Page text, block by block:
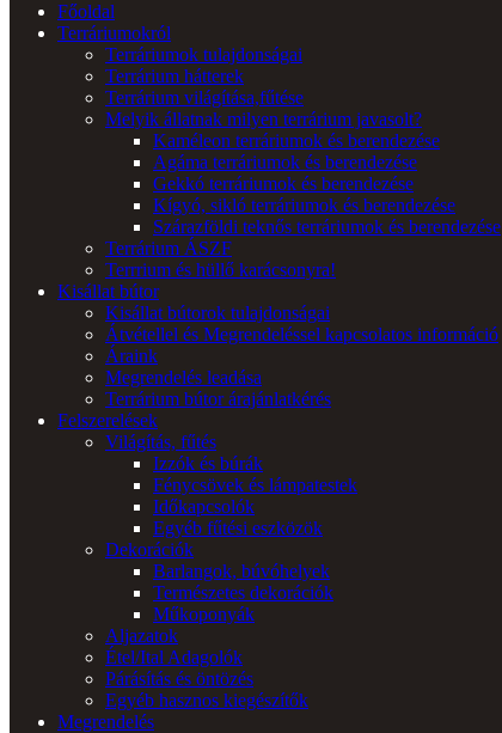
Főoldal
Terráriumokról
Terráriumok tulajdonságai
Terrárium hátterek
Terrárium világítása,fűtése
Melyik állatnak milyen terrárium javasolt?
Kaméleon terráriumok és berendezése
Agáma terráriumok és berendezése
Gekkó terráriumok és berendezése
Kígyó, sikló terráriumok és berendezése
Szárazföldi teknős terráriumok és berendezése
Terrárium ÁSZF
Terrrium és hüllő karácsonyra!
Kisállat bútor
Kisállat bútorok tulajdonságai
Átvétellel és Megrendeléssel kapcsolatos információ
Áraink
Megrendelés leadása
Terrárium bútor árajánlatkérés
Felszerelések
Világítás, fűtés
Izzók és búrák
Fénycsövek és lámpatestek
Időkapcsolók
Egyéb fűtési eszközök
Dekorációk
Barlangok, búvóhelyek
Természetes dekorációk
Műkoponyák
Aljazatok
Étel/Ital Adagolók
Párásítás és öntözés
Egyéb hasznos kiegészítők
Megrendelés